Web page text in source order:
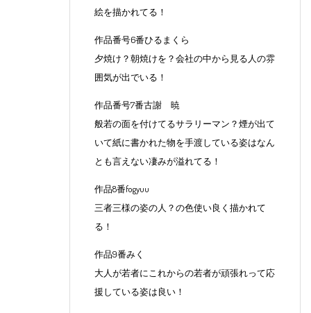
絵を描かれてる！
作品番号6番ひるまくら
夕焼け？朝焼けを？会社の中から見る人の雰
囲気が出でいる！
作品番号7番古謝 暁
般若の面を付けてるサラリーマン？煙が出て
いて紙に書かれた物を手渡している姿はなん
とも言えない凄みが溢れてる！
作品8番fogyuu
三者三様の姿の人？の色使い良く描かれて
る！
作品9番みく
大人が若者にこれからの若者が頑張れって応
援している姿は良い！